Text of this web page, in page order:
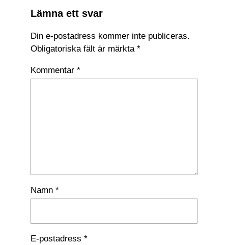
Lämna ett svar
Din e-postadress kommer inte publiceras.
Obligatoriska fält är märkta *
Kommentar *
Namn *
E-postadress *